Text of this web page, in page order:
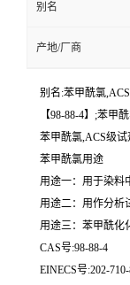
别名
产地/厂商
别名:苯甲酰氯
【98-88-4】;苯甲
苯甲酰氯,ACS级
苯甲酰氯用途
用途一：用于染料
用途二：用作分析
用途三：苯甲酰化
CAS号:98-88-4
EINECS号:202-